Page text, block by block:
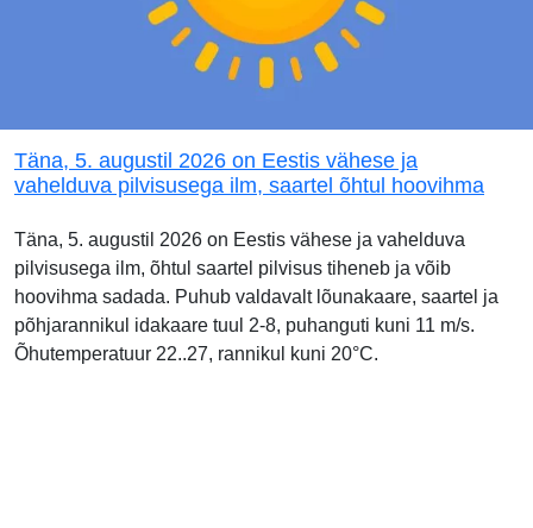
Täna, 5. augustil 2026 on Eestis vähese ja
vahelduva pilvisusega ilm, saartel õhtul hoovihma
Täna, 5. augustil 2026 on Eestis vähese ja vahelduva
pilvisusega ilm, õhtul saartel pilvisus tiheneb ja võib
hoovihma sadada. Puhub valdavalt lõunakaare, saartel ja
põhjarannikul idakaare tuul 2-8, puhanguti kuni 11 m/s.
Õhutemperatuur 22..27, rannikul kuni 20°C.